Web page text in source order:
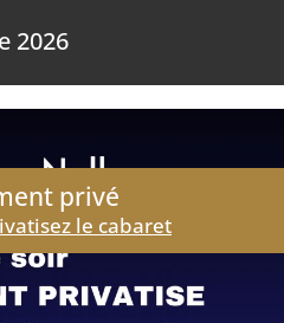
2026
privé
le cabaret